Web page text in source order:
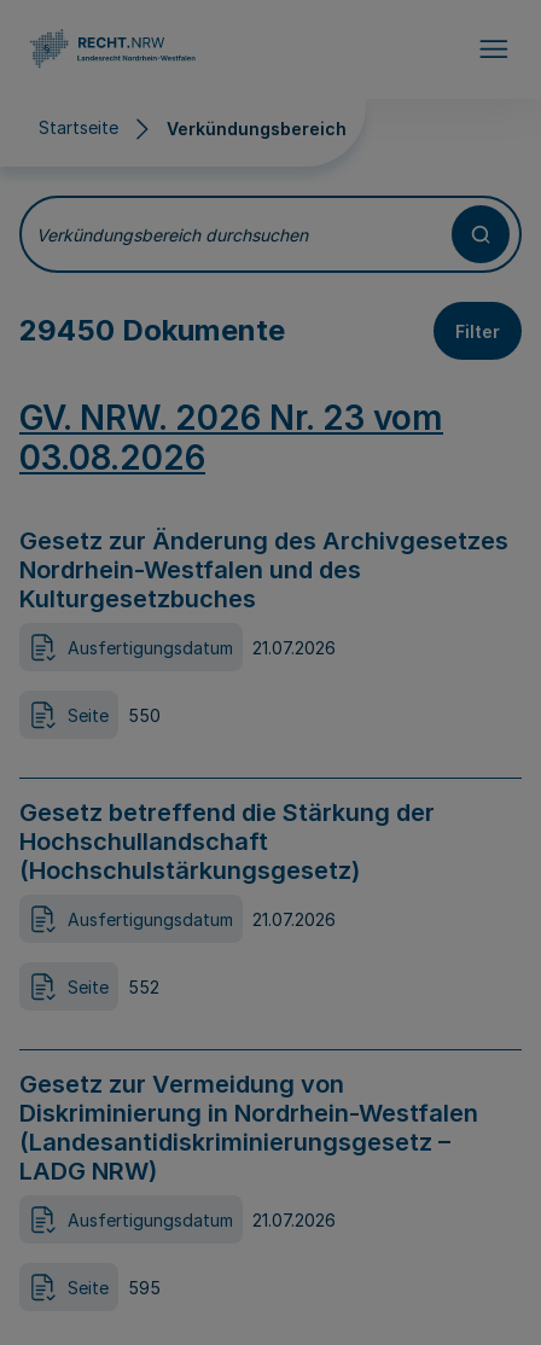
Startseite Verkündungsbereich
Verkündungsbereich
Verkündungsbereich durchsuchen
29450 Dokumente Filter
GV. NRW. 2026 Nr. 23 vom
03.08.2026
Gesetz zur Änderung des Archivgesetzes
Nordrhein-Westfalen und des
Kulturgesetzbuches
Ausfertigungsdatum 21.07.2026
Seite 550
Gesetz betreffend die Stärkung der
Hochschullandschaft
(Hochschulstärkungsgesetz)
Ausfertigungsdatum 21.07.2026
Seite 552
Gesetz zur Vermeidung von
Diskriminierung in Nordrhein-Westfalen
(Landesantidiskriminierungsgesetz –
LADG NRW)
Ausfertigungsdatum 21.07.2026
Seite 595